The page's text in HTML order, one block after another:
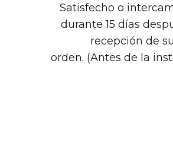
Satisfecho o
durante 15 días
recepción de su
orden. (Antes de la